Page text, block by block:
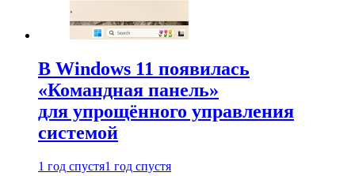
В Windows 11 появилась
«Командная панель»
для упрощённого управления
системой
1 год спустя1 год спустя